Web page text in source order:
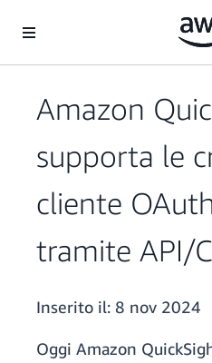
Amazon
supporta le
cliente
tramite API/
Inserito il: 8 nov 2024
Oggi Amazon